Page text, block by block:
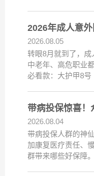
2026年成人意
2026.08.05
转眼8月就到了，
中老年、高危职业
必看款：大护甲8
带病投保惊喜！
2026.08.04
带病投保人群的神
加康复医疗责任、
群带来哪些好保障